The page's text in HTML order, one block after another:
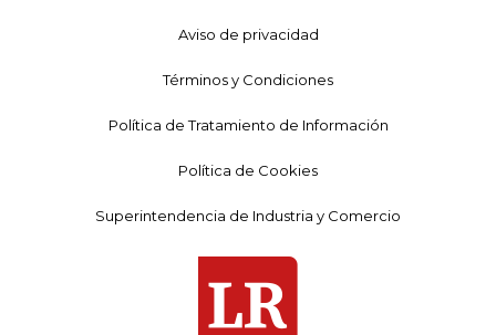
Aviso de privacidad
Términos y Condiciones
Política de Tratamiento de Información
Política de Cookies
Superintendencia de Industria y Comercio